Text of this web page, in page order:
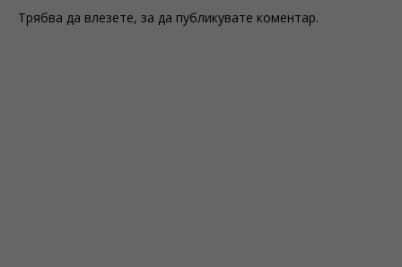
Трябва да влезете, за да публикувате коментар.